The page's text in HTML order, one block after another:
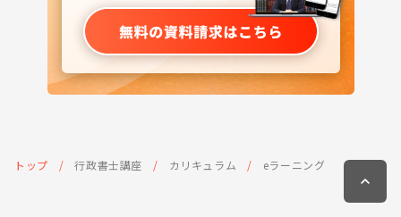
トップ 行政書士講座 カリキュラム eラーニング